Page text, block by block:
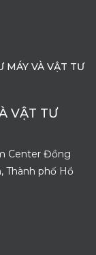
MÁY VÀ VẬT TƯ
VẬT TƯ
Center Đồng
Thành phố Hồ